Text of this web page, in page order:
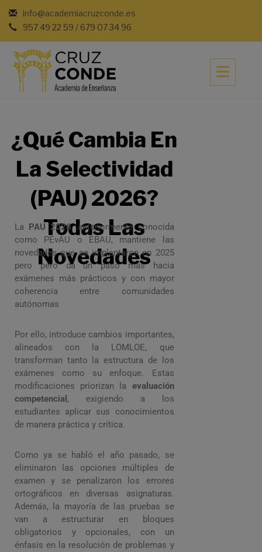
info@academiacruzconde.es
957 49 22 59 / 679 07 34 96
¿Qué Cambia En
La Selectividad
(PAU) 2026?
Todas Las
Novedades
La PAU 2026, anteriormente conocida
como PEvAU o EBAU, mantiene las
novedades que se implantaron en 2025
pero pero da un paso más hacia
exámenes más prácticos y con mayor
coherencia entre comunidades
autónomas
Por ello, introduce cambios importantes,
alineados con la LOMLOE, que
transforman tanto la estructura de los
exámenes como su enfoque. Estas
modificaciones priorizan la evaluación
competencial , exigiendo a los
estudiantes aplicar sus conocimientos
de manera práctica y crítica.
Como ya se habló el año pasado, se
eliminaron las opciones múltiples de
examen y se penalizaron los errores
ortográficos en diversas asignaturas.
Además, la mayoría de las pruebas se
van a estructurar en bloques
obligatorios y opcionales, con un
énfasis en la resolución de problemas y